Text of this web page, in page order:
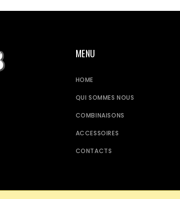
MENU
HOME
QUI SOMMES NOUS
COMBINAISONS
ACCESSOIRES
CONTACTS